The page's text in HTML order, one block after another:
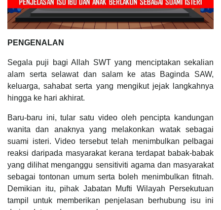
PENGENALAN
Segala puji bagi Allah SWT yang menciptakan sekalian
alam serta selawat dan salam ke atas Baginda SAW,
keluarga, sahabat serta yang mengikut jejak langkahnya
hingga ke hari akhirat.
Baru-baru ini, tular satu video oleh pencipta kandungan
wanita dan anaknya yang melakonkan watak sebagai
suami isteri. Video tersebut telah menimbulkan pelbagai
reaksi daripada masyarakat kerana terdapat babak-babak
yang dilihat menganggu sensitiviti agama dan masyarakat
sebagai tontonan umum serta boleh menimbulkan fitnah.
Demikian itu, pihak Jabatan Mufti Wilayah Persekutuan
tampil untuk memberikan penjelasan berhubung isu ini